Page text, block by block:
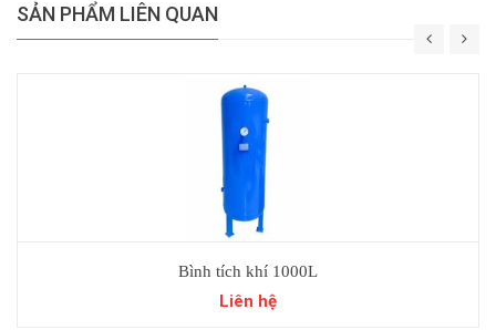
SẢN PHẨM LIÊN QUAN
Bình tích khí 1000L
Liên hệ